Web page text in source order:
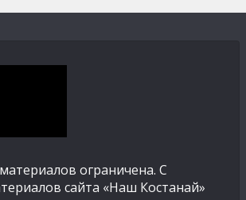
ограничена. С
сайта «Наш Костанай»